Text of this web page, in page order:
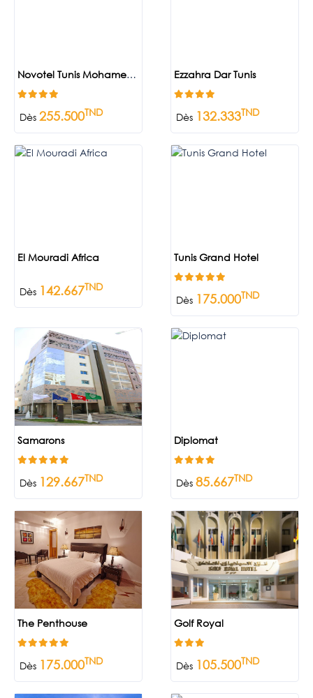
Novotel Tunis Mohamed V
Dès255.500TND
Ezzahra Dar Tunis
Dès 132.333TND
El Mouradi Africa
Dès 142.667TND
Tunis Grand Hotel
Dès 175.000TND
Samarons
Dès 129.667TND
Diplomat
Dès85.667TND
The Penthouse
Dès 175.000TND
Golf Royal
Dès 105.500TND